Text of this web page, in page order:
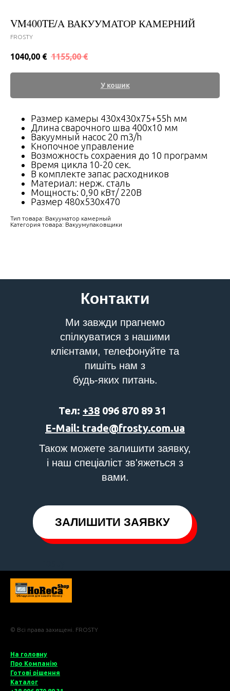
VM400TE/A ВАКУУМАТОР КАМЕРНИЙ
FROSTY
1040,00 € 1155,00 €
У кошик
Размер камеры 430х430х75+55h мм
Длина сварочного шва 400х10 мм
Вакуумный насос 20 m3/h
Кнопочное управление
Возможность сохраения до 10 программ
Время цикла 10-20 сек.
В комплекте запас расходников
Материал: нерж. сталь
Мощность: 0,90 кВт/ 220В
Размер 480x530x470
Тип товара: Вакууматор камерный
Категория товара: Вакуумупаковщики
Контакти
Ми завжди прагнемо
спілкуватися з нашими
клієнтами, телефонуйте та
пишіть нам з
будь-яких питань.
Також можете залишити заявку,
і наш спеціаліст зв'яжеться з
вами.
ЗАЛИШИТИ ЗАЯВКУ
E-Mail: trade@frosty.com.ua
Тел: +38 096 870 89 31
© Всі права захищені. FROSTY
На головну
Про Компанію
Готові рішення
Каталог